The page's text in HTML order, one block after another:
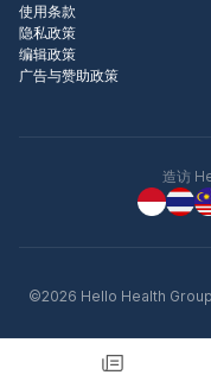
使用条款
隐私政策
编辑政策
广告与赞助政策
造访
©2026 Hello Health Group